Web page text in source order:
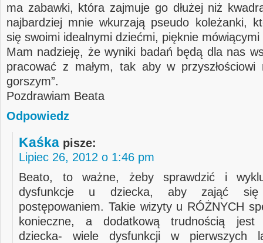
ma zabawki, która zajmuje go dłużej niż
najbardziej mnie wkurzają pseudo koleżanki,
się swoimi idealnymi dziećmi, pięknie
Mam nadzieję, że wyniki badań będą dla nas
pracować z małym, tak aby w przyszłościowi
gorszym”.
Pozdrawiam Beata
Odpowiedz
Kaśka pisze:
Lipiec 26, 2012 o 1:46 pm
Beato, to ważne, żeby sprawdzić i
dysfunkcje u dziecka, aby zająć się
postępowaniem. Takie wizyty u RÓŻNYCH
konieczne, a dodatkową trudnością
dziecka- wiele dysfunkcji w pierwszych